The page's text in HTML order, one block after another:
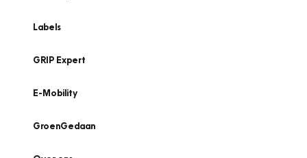
Labels
GRIP Expert
E-Mobility
GroenGedaan